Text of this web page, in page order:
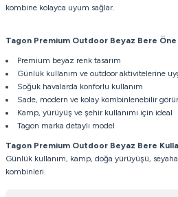
kombine kolayca uyum sağlar.
Tagon Premium Outdoor Beyaz Bere
Premium beyaz renk tasarım
Günlük kullanım ve outdoor aktivitelerine
Soğuk havalarda konforlu kullanım
Sade, modern ve kolay kombinlenebilir
Kamp, yürüyüş ve şehir kullanımı için ideal
Tagon marka detaylı model
Tagon Premium Outdoor Beyaz Bere
Günlük kullanım, kamp, doğa yürüyüşü,
kombinleri.